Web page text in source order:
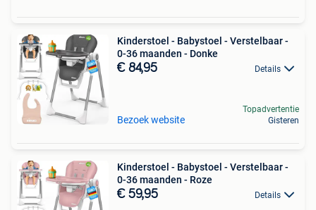
Kinderstoel - Babystoel - Verstelbaar -
0-36 maanden - Donke
€ 84,95 Details
Bezoek website
Topadvertentie
Gisteren
Kinderstoel - Babystoel - Verstelbaar -
0-36 maanden - Roze
€ 59,95 Details